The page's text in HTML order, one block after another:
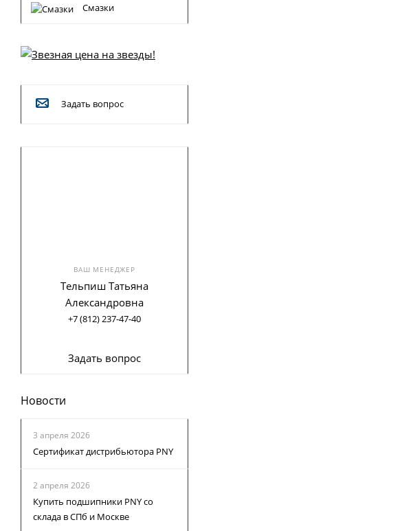
Смазки
Задать вопрос
ВАШ МЕНЕДЖЕР
Тельпиш Татьяна
Александровна
+7 (812) 237-47-40
Задать вопрос
Новости
3 апреля 2026
Сертификат дистрибьютора PNY
2 апреля 2026
Купить подшипники PNY со
склада в СПб и Москве